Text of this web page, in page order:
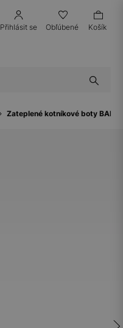
Přihlásit se Obľúbené Košík
Zateplené kotníkové boty